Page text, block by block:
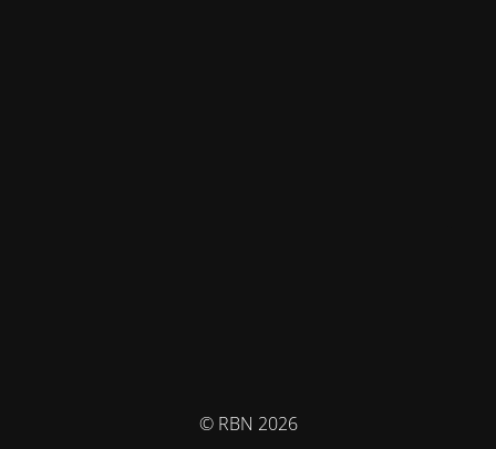
© RBN 2026